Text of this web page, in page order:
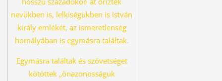
nevükben is, lelkiségükben is István
király emlékét, az ismeretlenség
homályában is egymásra találtak.
Egymásra találtak és szövetséget
kötöttek „önazonosságuk